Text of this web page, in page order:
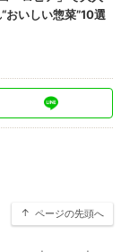
ページの先頭へ